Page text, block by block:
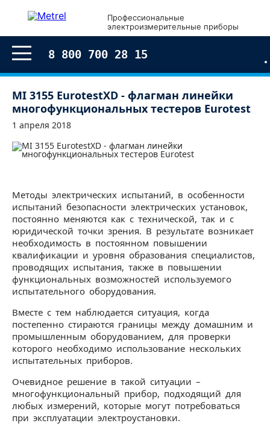
Профессиональные
электроизмерительные приборы
8 800 700 28 15
MI 3155 EurotestXD - флагман линейки
многофункциональных тестеров Eurotest
1 апреля 2018
Методы электрических испытаний, в особенности
испытаний безопасности электрических установок,
постоянно меняются как с технической, так и с
юридической точки зрения. В результате возникает
необходимость в постоянном повышении
квалификации и уровня образования специалистов,
проводящих испытания, также в повышении
функциональных возможностей используемого
испытательного оборудования.
Вместе с тем наблюдается ситуация, когда
постепенно стираются границы между домашним и
промышленным оборудованием, для проверки
которого необходимо использование нескольких
испытательных приборов.
Очевидное решение в такой ситуации –
многофункциональный прибор, подходящий для
любых измерений, которые могут потребоваться
при эксплуатации электроустановки.